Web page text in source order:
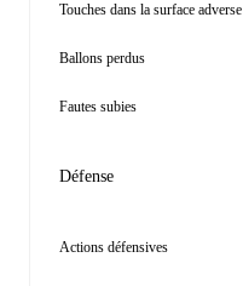
Touches dans la surface adverse
Ballons perdus
Fautes subies
Défense
Actions défensives